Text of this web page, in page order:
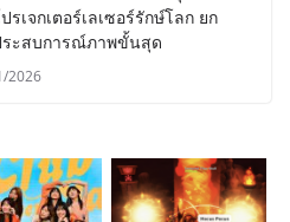
รเจกเตอร์เลเซอร์รักษ์โลก ยก
ระสบการณ์ภาพขั้นสุด
2026